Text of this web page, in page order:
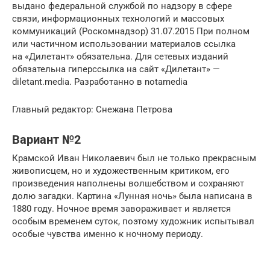
выдано федеральной службой по надзору в сфере
связи, информационных технологий и массовых
коммуникаций (Роскомнадзор) 31.07.2015 При полном
или частичном использовании материалов ссылка
на «Дилетант» обязательна. Для сетевых изданий
обязательна гиперссылка на сайт «Дилетант» —
diletant.media. Разработанно в notamedia
Главный редактор: Снежана Петрова
Вариант №2
Крамской Иван Николаевич был не только прекрасным
живописцем, но и художественным критиком, его
произведения наполнены волшебством и сохраняют
долю загадки. Картина «Лунная ночь» была написана в
1880 году. Ночное время завораживает и является
особым временем суток, поэтому художник испытывал
особые чувства именно к ночному периоду.